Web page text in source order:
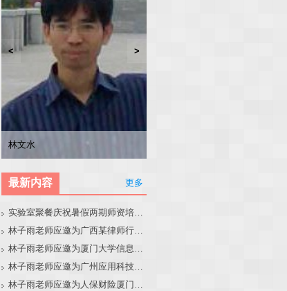
林子雨
张东站
林文水
冯少荣
< >
最新内容 更多
实验室聚餐庆祝暑假两期师资培训班圆满结束
林子雨老师应邀为广西某律师行业培训班做大模型和智能体讲座
林子雨老师应邀为厦门大学信息学院全国中学生夏令营做大模型讲座
林子雨老师应邀为广州应用科技学院做大模型和智能体讲座
林子雨老师应邀为人保财险厦门分公司做大模型和智能体讲座